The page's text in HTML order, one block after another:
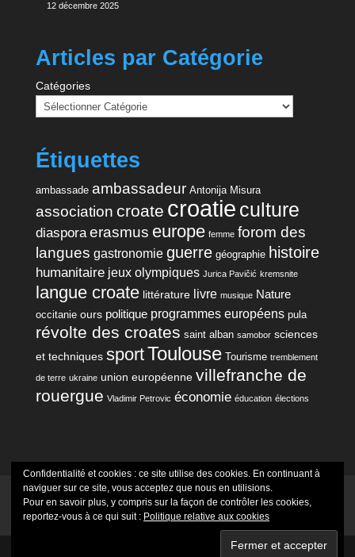
12 décembre 2025
Articles par Catégorie
Catégories
Étiquettes
ambassade ambassadeur Antonija Misura
association croate croatie culture
diaspora erasmus europe femme forom des
langues gastronomie guerre géographie histoire
humanitaire jeux olympiques Jurica Pavičić kremsnite
langue croate littérature livre musique Nature
occitanie ours politique programmes européens pula
révolte des croates saint alban samobor sciences
et techniques sportToulouse Tourisme tremblement
de terre ukraine union européenne villefranche de
rouergue Vladimir Petrovic économie éducation élections
Mentions Légales
Politique de confidentialité
Crédits Photographiques
Confidentialité et cookies : ce site utilise des cookies. En continuant à
naviguer sur ce site, vous acceptez que nous en utilisions.
Pour en savoir plus, y compris sur la façon de contrôler les cookies,
reportez-vous à ce qui suit : Politique relative aux cookies